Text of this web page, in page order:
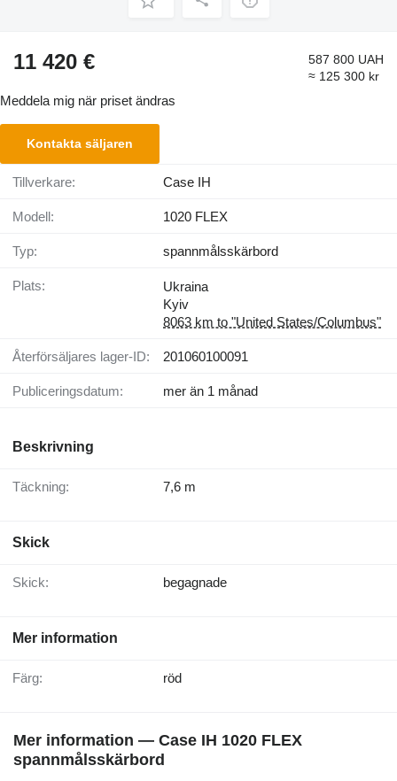
11 420 €
587 800 UAH
≈ 125 300 kr
Meddela mig när priset ändras
Kontakta säljaren
Tillverkare: Case IH
Modell: 1020 FLEX
Typ: spannmålsskärbord
Plats:
Ukraina
Kyiv
8063 km to "United States/Columbus"
Återförsäljares lager-ID: 201060100091
Publiceringsdatum: mer än 1 månad
Beskrivning
Täckning: 7,6 m
Skick
Skick: begagnade
Mer information
Färg: röd
Mer information — Case IH 1020 FLEX
spannmålsskärbord